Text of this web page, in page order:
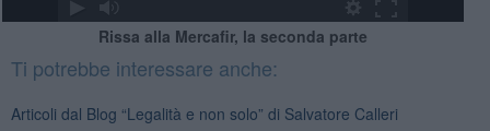
Rissa alla Mercafir, la seconda parte
Ti potrebbe interessare anche:
Articoli dal Blog “Legalità e non solo” di Salvatore Calleri